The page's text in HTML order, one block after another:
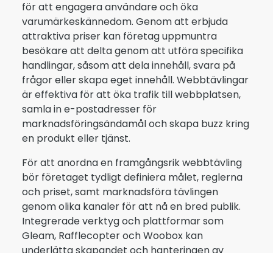
för att engagera användare och öka
varumärkeskännedom. Genom att erbjuda
attraktiva priser kan företag uppmuntra
besökare att delta genom att utföra specifika
handlingar, såsom att dela innehåll, svara på
frågor eller skapa eget innehåll. Webbtävlingar
är effektiva för att öka trafik till webbplatsen,
samla in e-postadresser för
marknadsföringsändamål och skapa buzz kring
en produkt eller tjänst.
För att anordna en framgångsrik webbtävling
bör företaget tydligt definiera målet, reglerna
och priset, samt marknadsföra tävlingen
genom olika kanaler för att nå en bred publik.
Integrerade verktyg och plattformar som
Gleam, Rafflecopter och Woobox kan